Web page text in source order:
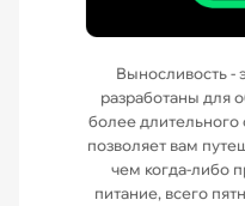
Выносливость -
разработаны для
более длительного
позволяет вам
чем когда-либо
питание, всего